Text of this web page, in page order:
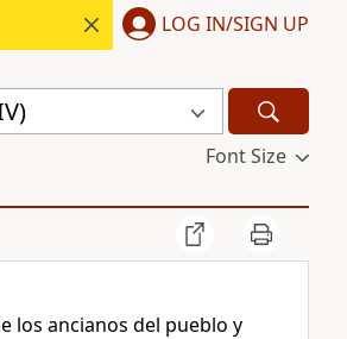
LOG IN/SIGN UP
Font Size
los ancianos del pueblo y